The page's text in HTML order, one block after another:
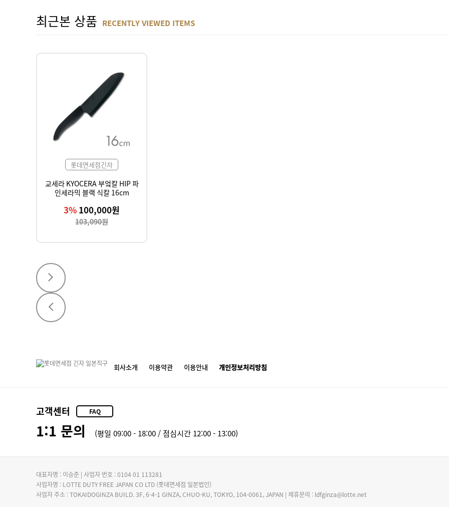
최근본 상품 RECENTLY VIEWED ITEMS
롯데면세점긴자
교세라 KYOCERA 부엌칼 HIP 파
인세라믹 블랙 식칼 16cm
3% 100,000원
103,090원
회사소개 이용약관 이용안내 개인정보처리방침
고객센터 FAQ
1:1 문의 (평일 09:00 - 18:00 / 점심시간 12:00 - 13:00)
대표자명 : 이승준 | 사업자 번호 : 0104 01 113281
사업자명 : LOTTE DUTY FREE JAPAN CO LTD (롯데면세점 일본법인)
사업자 주소 : TOKAIDOGINZA BUILD. 3F, 6-4-1 GINZA, CHUO-KU, TOKYO, 104-0061, JAPAN | 제휴문의 : ldfginza@lotte.net